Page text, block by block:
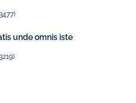
unde omnis iste